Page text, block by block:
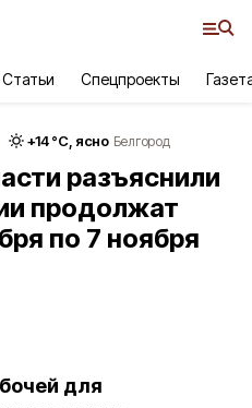
Статьи Спецпроекты
+14°С, ясно Белгород
разъяснили
продолжат
по 7 ноября
для